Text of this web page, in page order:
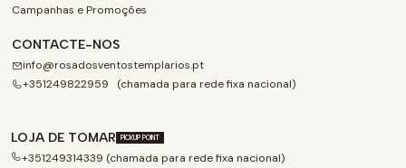
Campanhas e Promoções
CONTACTE-NOS
info@rosadosventostemplarios.pt
+351249822959 (chamada para rede fixa nacional)
LOJA DE TOMAR PICKUP POINT
+351249314339 (chamada para rede fixa nacional)